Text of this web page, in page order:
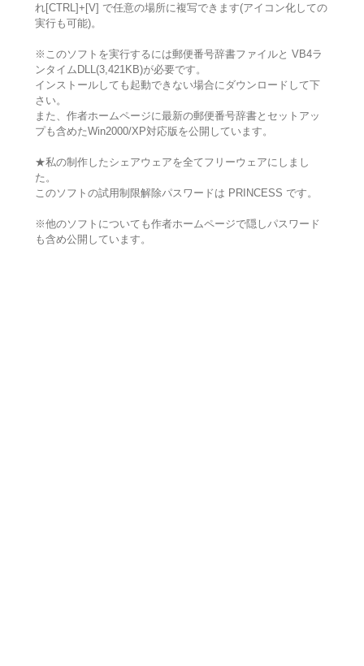
れ[CTRL]+[V] で任意の場所に複写できます(アイコン化しての
実行も可能)。
※このソフトを実行するには郵便番号辞書ファイルと VB4ラ
ンタイムDLL(3,421KB)が必要です。
インストールしても起動できない場合にダウンロードして下
さい。
また、作者ホームページに最新の郵便番号辞書とセットアッ
プも含めたWin2000/XP対応版を公開しています。
★私の制作したシェアウェアを全てフリーウェアにしまし
た。
このソフトの試用制限解除パスワードは PRINCESS です。
※他のソフトについても作者ホームページで隠しパスワード
も含め公開しています。